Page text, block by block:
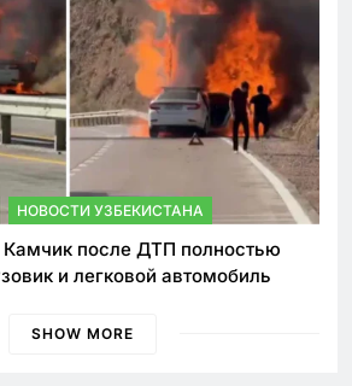
НОВОСТИ УЗБЕКИСТАНА
Камчик после ДТП полностью
и легковой автомобиль
SHOW MORE